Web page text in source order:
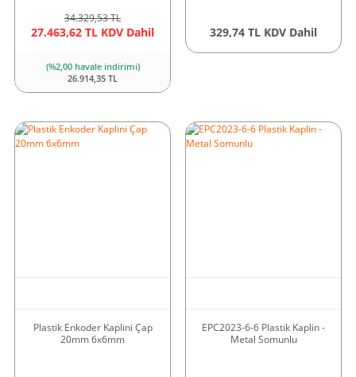
34.329,53 TL
27.463,62 TL KDV Dahil
(%2,00 havale indirimi)
26.914,35 TL
329,74 TL KDV Dahil
Plastik Enkoder Kaplini Çap
20mm 6x6mm
EPC2023-6-6 Plastik Kaplin -
Metal Somunlu